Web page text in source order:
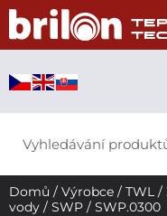
Přeskočit
obsah
Domů / Výrobce / TWL /
vody / SWP / SWP.0300